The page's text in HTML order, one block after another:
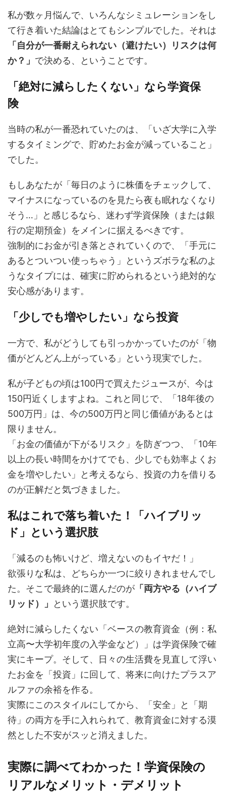
私が数ヶ月悩んで、いろんなシミュレーションをし
て行き着いた結論はとてもシンプルでした。それは
「自分が一番耐えられない（避けたい）リスクは何
か？」 で決める、ということです。
「絶対に減らしたくない」なら学資保
険
当時の私が一番恐れていたのは、「いざ大学に入学
するタイミングで、貯めたお金が減っていること」
でした。
もしあなたが「毎日のように株価をチェックして、
マイナスになっているのを見たら夜も眠れなくなり
そう…」と感じるなら、迷わず学資保険（または銀
行の定期預金）をメインに据えるべきです。
強制的にお金が引き落とされていくので、「手元に
あるとついつい使っちゃう」というズボラな私のよ
うなタイプには、確実に貯められるという絶対的な
安心感があります。
「少しでも増やしたい」なら投資
一方で、私がどうしても引っかかっていたのが「物
価がどんどん上がっている」という現実でした。
私が子どもの頃は100円で買えたジュースが、今は
150円近くしますよね。これと同じで、「18年後の
500万円」は、今の500万円と同じ価値があるとは
限りません。
「お金の価値が下がるリスク」を防ぎつつ、「10年
以上の長い時間をかけてでも、少しでも効率よくお
金を増やしたい」と考えるなら、投資の力を借りる
のが正解だと気づきました。
私はこれで落ち着いた！「ハイブリッ
ド」という選択肢
「減るのも怖いけど、増えないのもイヤだ！」
欲張りな私は、どちらか一つに絞りきれませんでし
た。そこで最終的に選んだのが 「両方やる（ハイブ
リッド）」
という選択肢です。
絶対に減らしたくない「ベースの教育資金（例：私
立高〜大学初年度の入学金など）」は学資保険で確
実にキープ。そして、日々の生活費を見直して浮い
たお金を「投資」に回して、将来に向けたプラスア
ルファの余裕を作る。
実際にこのスタイルにしてから、「安全」と「期
待」の両方を手に入れられて、教育資金に対する漠
然とした不安がスッと消えました。
実際に調べてわかった！学資保険の
リアルなメリット・デメリット